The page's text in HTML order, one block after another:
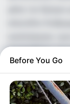
συνεπιβάτης του
Before You Go